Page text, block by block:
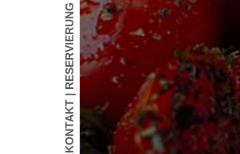
KONTAKT | RESERVIERUNG